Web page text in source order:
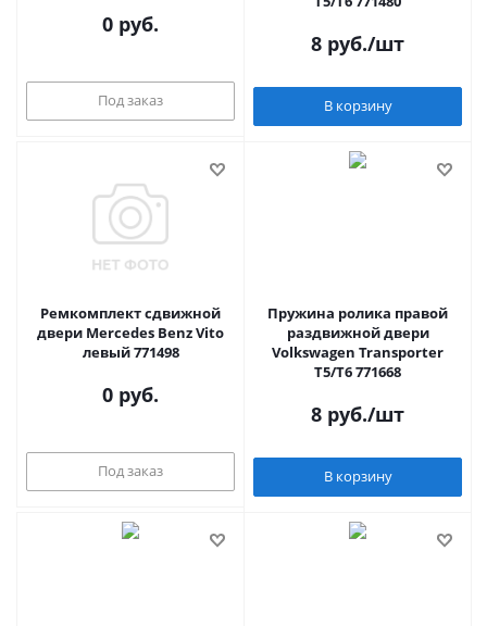
0 руб.
Под заказ
8 руб./шт
В корзину
Ремкомплект сдвижной
двери Mercedes Benz Vito
левый 771498
0 руб.
Под заказ
Пружина ролика правой
раздвижной двери
Volkswagen Transporter
T5/T6 771668
8 руб./шт
В корзину